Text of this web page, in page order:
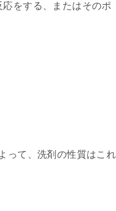
をする、またはそのポ
って、洗剤の性質はこれ